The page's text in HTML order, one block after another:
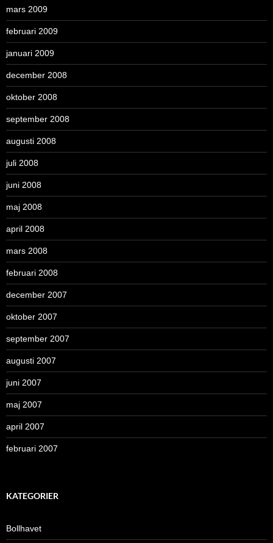
mars 2009
februari 2009
januari 2009
december 2008
oktober 2008
september 2008
augusti 2008
juli 2008
juni 2008
maj 2008
april 2008
mars 2008
februari 2008
december 2007
oktober 2007
september 2007
augusti 2007
juni 2007
maj 2007
april 2007
februari 2007
KATEGORIER
Bollhavet